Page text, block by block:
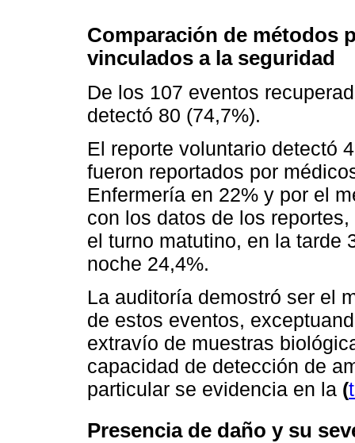
Comparación de métodos
vinculados a la seguridad
De los 107 eventos
detectó 80 (74,7%).
El reporte voluntario detectó
fueron reportados por
Enfermería en 22% y por el
con los datos de los
el turno matutino, en la tarde
noche 24,4%.
La auditoría demostró ser el
de estos eventos,
extravío de muestras
capacidad de detección de
particular se evidencia en la (
Presencia de daño y su